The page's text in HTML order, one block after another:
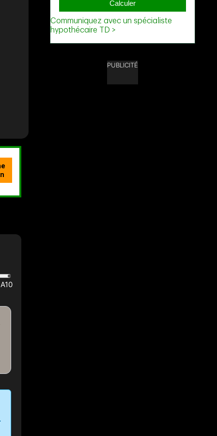
PUBLICITÉ